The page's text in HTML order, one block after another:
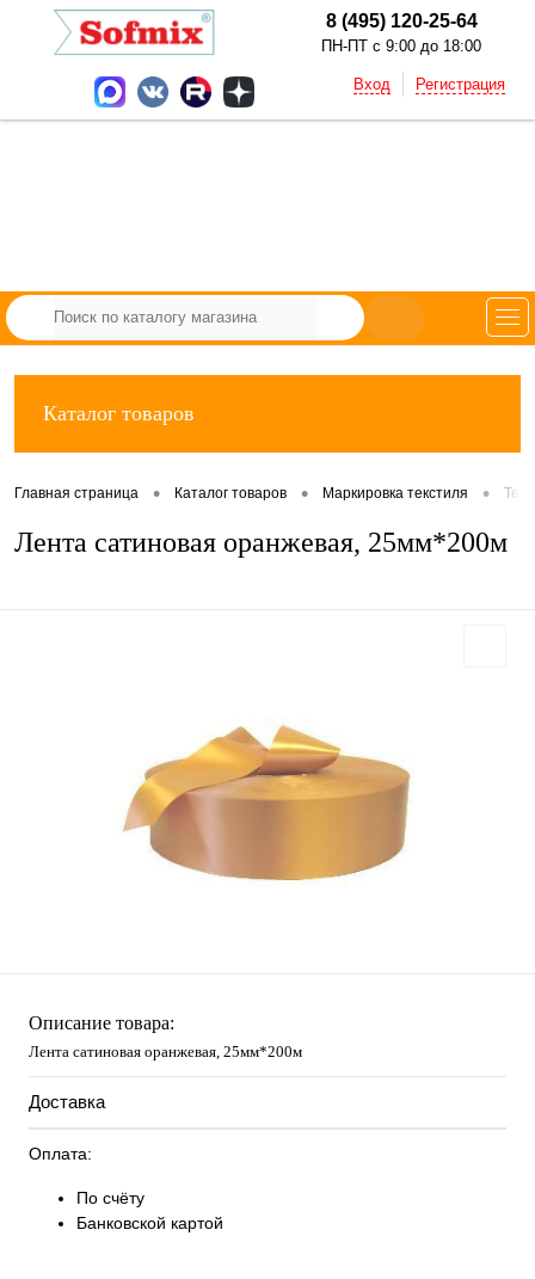
8 (495) 120-25-64
ПН-ПТ с 9:00 до 18:00
Вход Регистрация
Каталог товаров
Главная страница • Каталог товаров • Маркировка текстиля •
Лента сатиновая оранжевая, 25мм*200м
Описание товара:
Лента сатиновая оранжевая, 25мм*200м
Доставка
Оплата:
По счёту
Банковской картой